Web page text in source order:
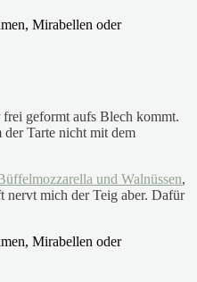
geformt aufs Blech kommt.
Tarte nicht mit dem
und Walnüssen,
nervt mich der Teig aber. Dafür